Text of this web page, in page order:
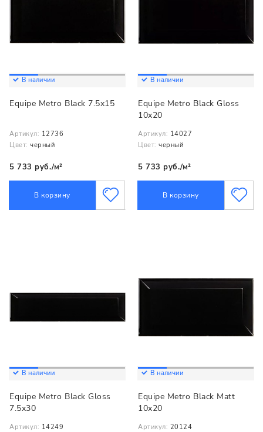
В наличии
Equipe Metro Black 7.5x15
Артикул: 12736
Цвет: черный
5 733 руб./м²
В корзину
В наличии
Equipe Metro Black Gloss
10x20
Артикул: 14027
Цвет: черный
5 733 руб./м²
В корзину
В наличии
Equipe Metro Black Gloss
7.5x30
Артикул: 14249
В наличии
Equipe Metro Black Matt
10x20
Артикул: 20124